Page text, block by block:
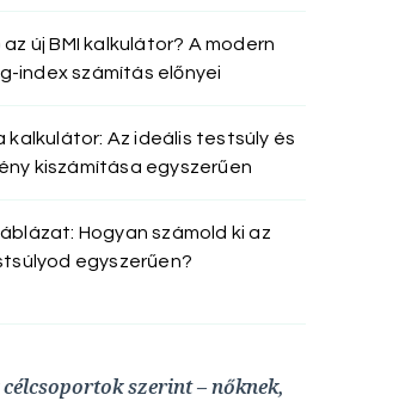
új BMI kalkulátor? A modern
index számítás előnyei
kalkulátor: Az ideális testsúly és
kiszámítása egyszerűen
Hogyan számold ki az
egyszerűen?
szerint – nőknek,